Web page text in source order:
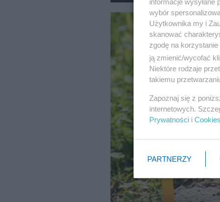
wybór
Użytkownika my i
skanować
zgodę na
ją zmienić/wycofać
Niektóre rodzaje
takiemu
Zapoznaj się z
internetowych.
Prywatności i Cookies
PARTNERZY